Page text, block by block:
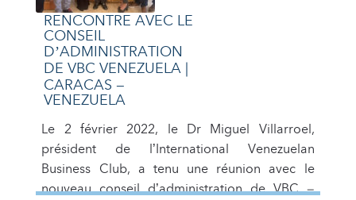
RENCONTRE AVEC LE
CONSEIL
D’ADMINISTRATION
DE VBC VENEZUELA |
CARACAS –
VENEZUELA
Le 2 février 2022, le Dr Miguel Villarroel,
président de l’International Venezuelan
Business Club, a tenu une réunion avec le
nouveau conseil d’administration de VBC –